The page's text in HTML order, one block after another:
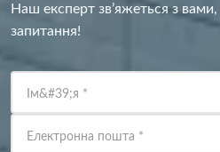
Наш експерт зв’яжеться з
запитання!
Ім&#39;я *
Електронна пошта *